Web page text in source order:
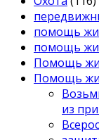
помощь
помощь
Помощь
Помощь
из